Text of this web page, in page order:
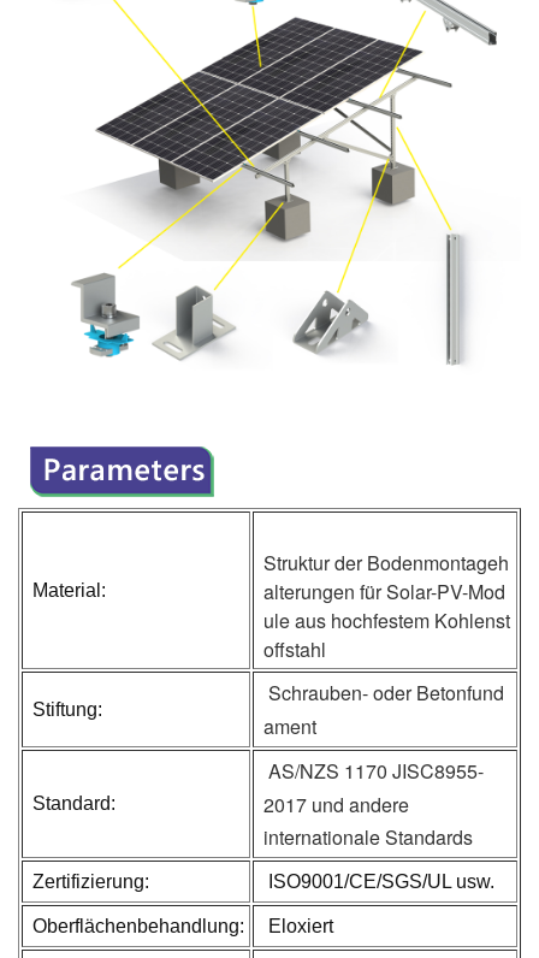
Material:
Struktur der Bodenmontageh
alterungen für Solar-PV-Mod
ule aus hochfestem Kohlenst
offstahl
Stiftung:
Schrauben- oder Betonfund
ament
Standard:
AS/NZS 1170 JISC8955-
2017 und andere
internationale Standards
Zertifizierung: ISO9001/CE/SGS/UL usw.
Oberflächenbehandlung: Eloxiert